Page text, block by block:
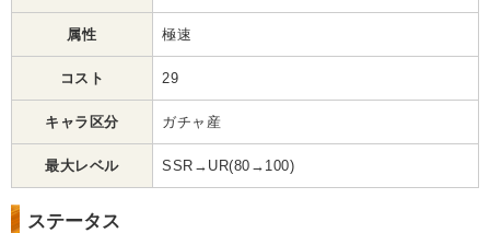
属性 極速
コスト 29
キャラ区分 ガチャ産
最大レベル SSR→UR(80→100)
ステータス